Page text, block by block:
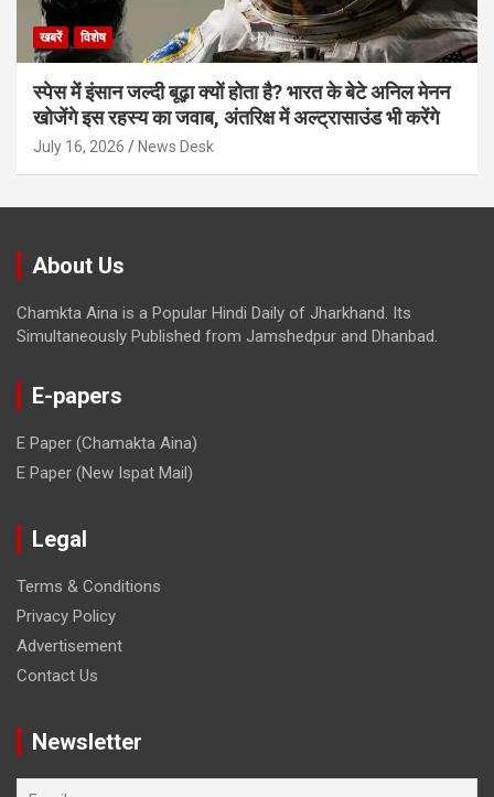
खबरें विशेष
स्पेस में इंसान जल्दी बूढ़ा क्यों होता है? भारत के बेटे अनिल मेनन
खोजेंगे इस रहस्य का जवाब, अंतरिक्ष में अल्ट्रासाउंड भी करेंगे
July 16, 2026 News Desk
About Us
Chamkta Aina is a Popular Hindi Daily of Jharkhand. Its
Simultaneously Published from Jamshedpur and Dhanbad.
E-papers
E Paper (Chamakta Aina)
E Paper (New Ispat Mail)
Legal
Terms & Conditions
Privacy Policy
Advertisement
Contact Us
Newsletter